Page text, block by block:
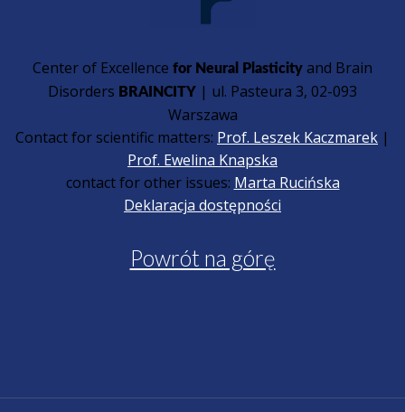
Center of Excellence for Neural Plasticity and Brain
Disorders BRAINCITY | ul. Pasteura 3, 02-093
Warszawa
Contact for scientific matters: Prof. Leszek Kaczmarek |
Prof. Ewelina Knapska
contact for other issues: Marta Rucińska
Deklaracja dostępności
Powrót na górę